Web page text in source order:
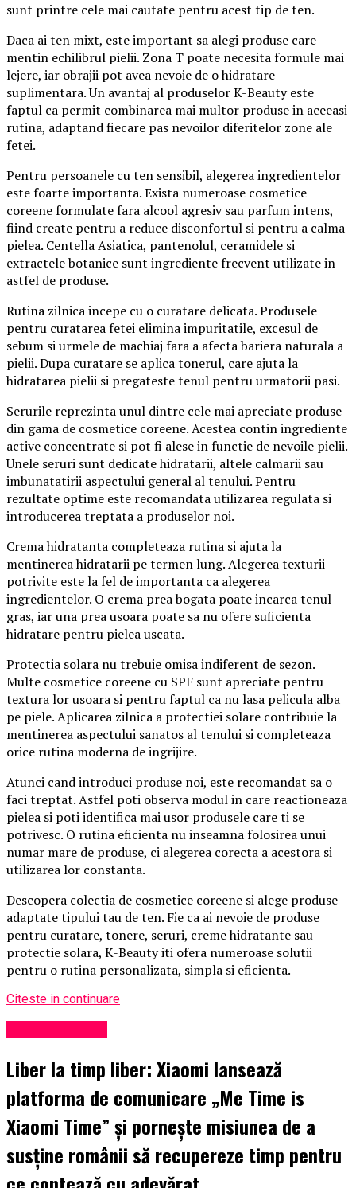
sunt printre cele mai cautate pentru acest tip de ten.
Daca ai ten mixt, este important sa alegi produse care
mentin echilibrul pielii. Zona T poate necesita formule mai
lejere, iar obrajii pot avea nevoie de o hidratare
suplimentara. Un avantaj al produselor K-Beauty este
faptul ca permit combinarea mai multor produse in aceeasi
rutina, adaptand fiecare pas nevoilor diferitelor zone ale
fetei.
Pentru persoanele cu ten sensibil, alegerea ingredientelor
este foarte importanta. Exista numeroase cosmetice
coreene formulate fara alcool agresiv sau parfum intens,
fiind create pentru a reduce disconfortul si pentru a calma
pielea. Centella Asiatica, pantenolul, ceramidele si
extractele botanice sunt ingrediente frecvent utilizate in
astfel de produse.
Rutina zilnica incepe cu o curatare delicata. Produsele
pentru curatarea fetei elimina impuritatile, excesul de
sebum si urmele de machiaj fara a afecta bariera naturala a
pielii. Dupa curatare se aplica tonerul, care ajuta la
hidratarea pielii si pregateste tenul pentru urmatorii pasi.
Serurile reprezinta unul dintre cele mai apreciate produse
din gama de cosmetice coreene. Acestea contin ingrediente
active concentrate si pot fi alese in functie de nevoile pielii.
Unele seruri sunt dedicate hidratarii, altele calmarii sau
imbunatatirii aspectului general al tenului. Pentru
rezultate optime este recomandata utilizarea regulata si
introducerea treptata a produselor noi.
Crema hidratanta completeaza rutina si ajuta la
mentinerea hidratarii pe termen lung. Alegerea texturii
potrivite este la fel de importanta ca alegerea
ingredientelor. O crema prea bogata poate incarca tenul
gras, iar una prea usoara poate sa nu ofere suficienta
hidratare pentru pielea uscata.
Protectia solara nu trebuie omisa indiferent de sezon.
Multe cosmetice coreene cu SPF sunt apreciate pentru
textura lor usoara si pentru faptul ca nu lasa pelicula alba
pe piele. Aplicarea zilnica a protectiei solare contribuie la
mentinerea aspectului sanatos al tenului si completeaza
orice rutina moderna de ingrijire.
Atunci cand introduci produse noi, este recomandat sa o
faci treptat. Astfel poti observa modul in care reactioneaza
pielea si poti identifica mai usor produsele care ti se
potrivesc. O rutina eficienta nu inseamna folosirea unui
numar mare de produse, ci alegerea corecta a acestora si
utilizarea lor constanta.
Descopera colectia de cosmetice coreene si alege produse
adaptate tipului tau de ten. Fie ca ai nevoie de produse
pentru curatare, tonere, seruri, creme hidratante sau
protectie solara, K-Beauty iti ofera numeroase solutii
pentru o rutina personalizata, simpla si eficienta.
Citeste in continuare
Liber la timp liber: Xiaomi lansează
platforma de comunicare „Me Time is
Xiaomi Time” și pornește misiunea de a
susține românii să recupereze timp pentru